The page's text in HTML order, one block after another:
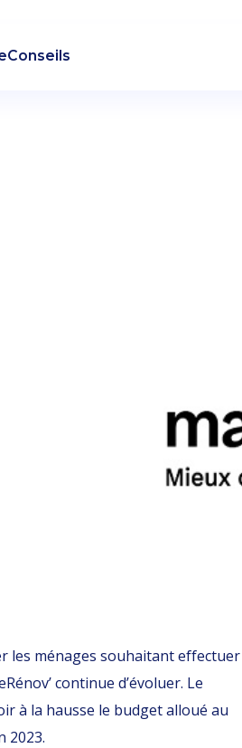
Conseils
les ménages souhaitant effectuer
continue d’évoluer. Le
à la hausse le budget alloué au
2023.